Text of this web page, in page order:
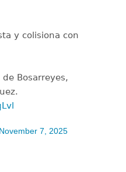
y colisiona con
Bosarreyes,
November 7, 2025